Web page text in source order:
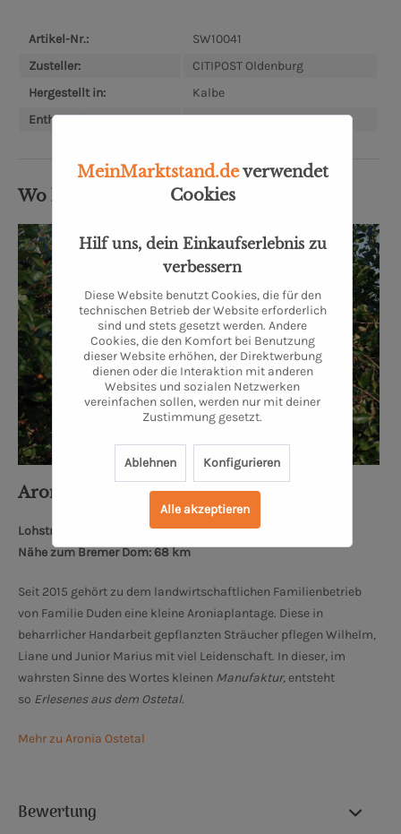
Artikel-Nr.:
SW10041
Zusteller:
CITIPOST Oldenburg
Hergestellt in:
Kalbe
Enthält Alkohol:
Nein
Wo kommt's her?
Aronia - Erlesenes aus dem Ostetal
Lohstraße 2, 27419 Kalbe
Nähe zum Bremer Dom: 68 km
Seit 2015 gehört zu dem landwirtschaftlichen Familienbetrieb
von Familie Duden eine kleine Aroniaplantage. Diese in
beharrlicher Handarbeit gepflanzten Sträucher pflegen Wilhelm,
Liane und Junior Marius mit viel Leidenschaft. In dieser, im
wahrsten Sinne des Wortes kleinen Manufaktur, entsteht
so Erlesenes aus dem Ostetal.
Mehr zu Aronia Ostetal
Bewertung
MeinMarktstand.deverwendet
Cookies
Hilf uns, dein Einkaufserlebnis zu
verbessern
Diese Website benutzt Cookies, die für den
technischen Betrieb der Website erforderlich
sind und stets gesetzt werden. Andere
Cookies, die den Komfort bei Benutzung
dieser Website erhöhen, der Direktwerbung
dienen oder die Interaktion mit anderen
Websites und sozialen Netzwerken
vereinfachen sollen, werden nur mit deiner
Zustimmung gesetzt.
Ablehnen Konfigurieren
Alle akzeptieren